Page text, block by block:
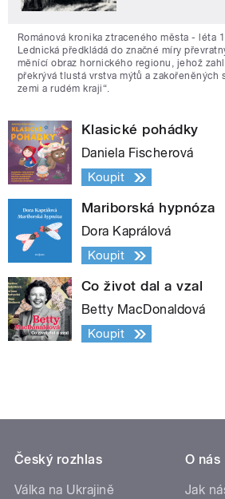
Románová kronika ztraceného města - léta
Lednická předkládá do značné míry
měnící obraz hornického regionu, jehož
překrývá tlustá vrstva mýtů a zakořeněných
zemi a rudém kraji“.
Klasické pohádky
Daniela Fischerová
Koupit
Mariborská hypnóza
Dora Kaprálová
Koupit
Co život dal a vzal
Betty MacDonaldová
Koupit
Český rozhlas
Válka na Ukrajině
O nás
Jak